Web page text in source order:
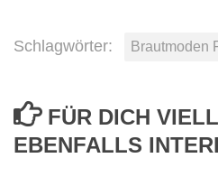
Schlagwörter: Brautmoden
FÜR DICH
EBENFALLS